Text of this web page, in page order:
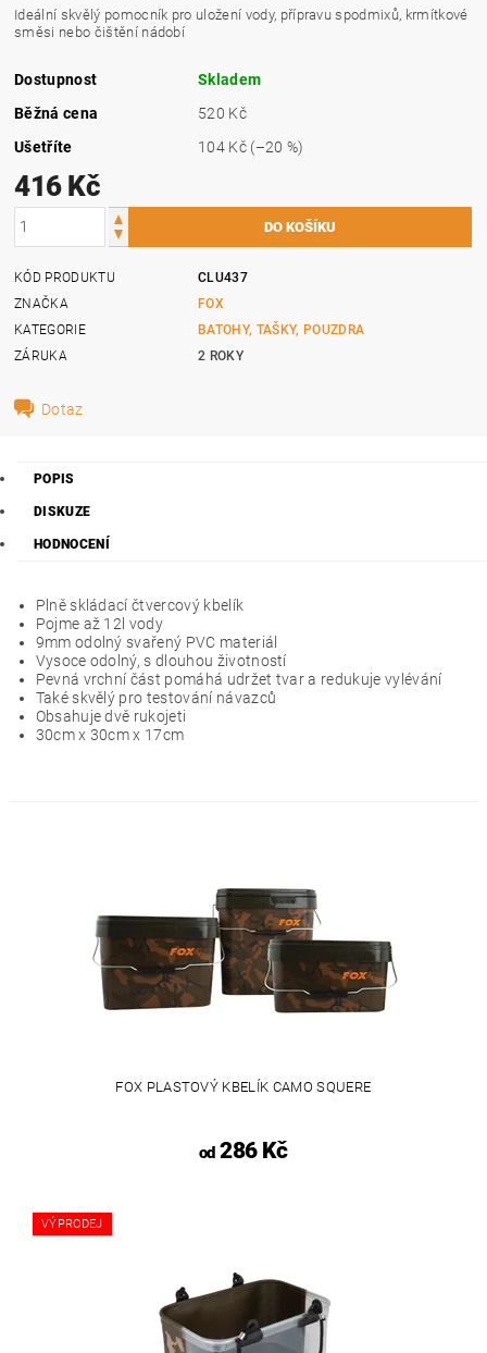
Ideální skvělý pomocník pro uložení vody, přípravu spodmixů, krmítkové
směsi nebo čištění nádobí
Dostupnost
Skladem
Běžná cena
520 Kč
Ušetříte
104 Kč (–20 %)
416 Kč
KÓD PRODUKTU
CLU437
ZNAČKA
FOX
KATEGORIE
BATOHY, TAŠKY, POUZDRA
ZÁRUKA
2 ROKY
Dotaz
POPIS
DISKUZE
HODNOCENÍ
Plně skládací čtvercový kbelík
Pojme až 12l vody
9mm odolný svařený PVC materiál
Vysoce odolný, s dlouhou životností
Pevná vrchní část pomáhá udržet tvar a redukuje vylévání
Také skvělý pro testování návazců
Obsahuje dvě rukojeti
30cm x 30cm x 17cm
FOX PLASTOVÝ KBELÍK CAMO SQUERE
od286 Kč
VÝPRODEJ